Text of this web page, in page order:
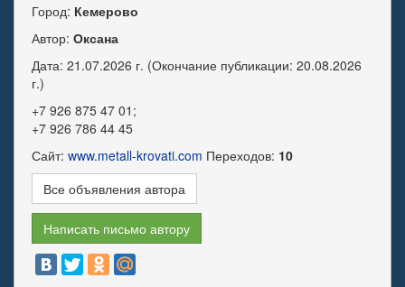
Город: Кемерово
Автор: Оксана
Дата: 21.07.2026 г. (Окончание публикации: 20.08.2026
г.)
+7 926 875 47 01;
+7 926 786 44 45
Сайт: www.metall-krovati.com Переходов: 10
Все объявления автора
Написать письмо автору